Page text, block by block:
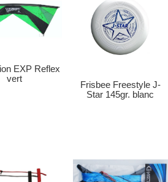
EXP Reflex
vert
Frisbee Freestyle J-
Star 145gr. blanc